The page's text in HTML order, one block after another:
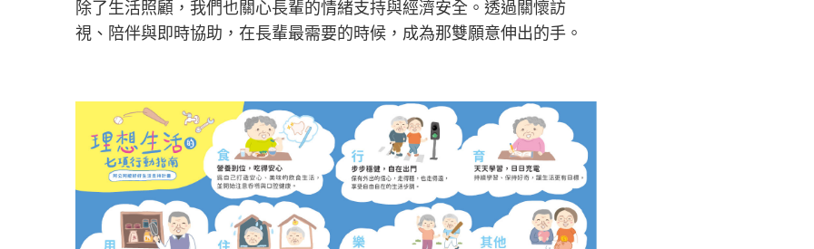
除了生活照顧，我們也關心長輩的情緒支持與經濟安全。透過關懷訪
視、陪伴與即時協助，在長輩最需要的時候，成為那雙願意伸出的手。